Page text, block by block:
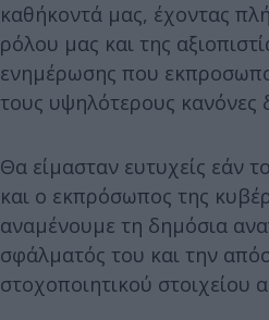
καθήκοντά μας, έχοντας
ρόλου μας και της
ενημέρωσης που
τους υψηλότερους κανόνες
Θα είμασταν ευτυχείς εάν
και ο εκπρόσωπος της
αναμένουμε τη δημόσια
σφάλματός του και την
στοχοποιητικού στοιχείου